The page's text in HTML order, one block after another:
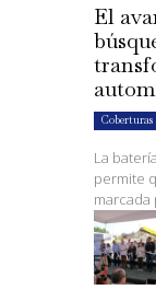
El
Coberturas
La
permite
marcada